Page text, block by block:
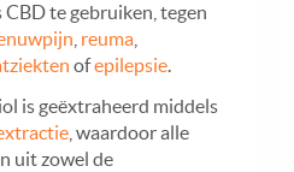
CBD te gebruiken, tegen
reuma
ofepilepsie.
is geëxtraheerd middels
, waardoor alle
uit zowel de